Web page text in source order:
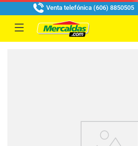
Venta telefónica (606) 8850505